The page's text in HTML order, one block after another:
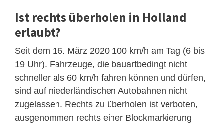
Ist rechts überholen in Holland
erlaubt?
Seit dem 16. März 2020 100 km/h am Tag (6 bis
19 Uhr). Fahrzeuge, die bauartbedingt nicht
schneller als 60 km/h fahren können und dürfen,
sind auf niederländischen Autobahnen nicht
zugelassen. Rechts zu überholen ist verboten,
ausgenommen rechts einer Blockmarkierung